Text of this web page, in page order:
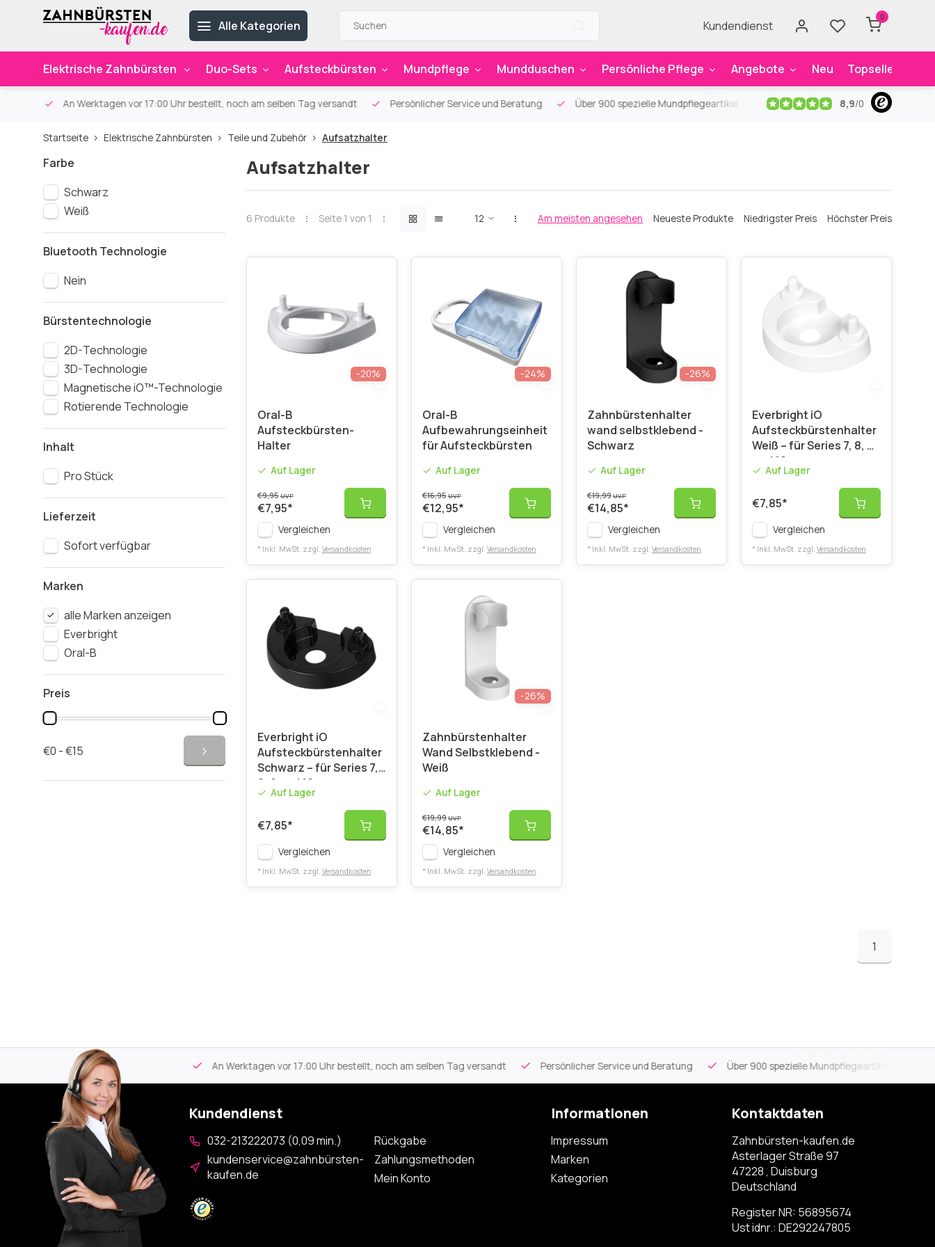
Alle Kategorien Kundendienst
0
Elektrische Zahnbürsten Duo-Sets Aufsteckbürsten Mundpflege Mundduschen Persönliche Pflege Angebote Neu Topseller
An Werktagen vor 17:00 Uhr bestellt, noch am selben Tag versandt Persönlicher Service und Beratung Über 900 spezielle Mundpflegeartikel Kostenloser Versandab 59€
8,9/0
Startseite Elektrische Zahnbürsten Teile und Zubehör Aufsatzhalter
Farbe
Schwarz
Weiß
Bluetooth Technologie
Nein
Bürstentechnologie
2D-Technologie
3D-Technologie
Magnetische iO™-Technologie
Rotierende Technologie
Inhalt
Pro Stück
Lieferzeit
Sofort verfügbar
Marken
alle Marken anzeigen
Everbright
Oral-B
Preis
€0 - €15
Aufsatzhalter
6 Produkte Seite 1 von 1 Am meisten angesehen Neueste Produkte Niedrigster Preis Höchster Preis
-20%
Oral-B
Aufsteckbürsten-
Halter
Auf Lager
€9,95UVP
€7,95*
Vergleichen
* Inkl. MwSt. zzgl. Versandkosten
-24%
Oral-B
Aufbewahrungseinheit
für Aufsteckbürsten
Auf Lager
€16,95UVP
€12,95*
Vergleichen
* Inkl. MwSt. zzgl. Versandkosten
-26%
Zahnbürstenhalter
wand selbstklebend -
Schwarz
Auf Lager
€19,99UVP
€14,85*
Vergleichen
* Inkl. MwSt. zzgl. Versandkosten
Everbright iO
Aufsteckbürstenhalter
Weiß – für Series 7, 8, 9
und 10
Auf Lager
€7,85*
Vergleichen
* Inkl. MwSt. zzgl. Versandkosten
Everbright iO
Aufsteckbürstenhalter
Schwarz – für Series 7,
8, 9 und 10
Auf Lager
€7,85*
Vergleichen
* Inkl. MwSt. zzgl. Versandkosten
-26%
Zahnbürstenhalter
Wand Selbstklebend -
Weiß
Auf Lager
€19,99UVP
€14,85*
Vergleichen
* Inkl. MwSt. zzgl. Versandkosten
1
Kostenloser Versand An Werktagen vor 17:00 Uhr bestellt, noch am selben Tag versandt Persönlicher Service und Beratung Über 900 spezielle Mundpflegeartikel
Kundendienst
032-213222073 (0,09 min.)
kundenservice@zahnbürsten-
kaufen.de
Rückgabe
Zahlungsmethoden
Mein Konto
Informationen
Impressum
Marken
Kategorien
Kontaktdaten
Zahnbürsten-kaufen.de
Asterlager Straße 97
47228 , Duisburg
Deutschland
Register NR: 56895674
Ust idnr.: DE292247805